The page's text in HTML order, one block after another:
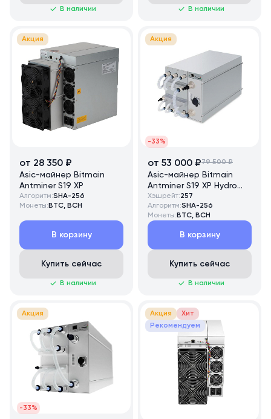
В наличии В наличии
Акция
от 28 350 ₽
Asic-майнер Bitmain
Antminer S19 XP
Алгоритм:SHA-256
Монеты: BTC, BCH
В корзину
Купить сейчас
В наличии
Акция
-33%
от 53 000 ₽79 500 ₽
Asic-майнер Bitmain
Antminer S19 XP Hydro
257 TH/s
Хэшрейт:257
Алгоритм:SHA-256
Монеты: BTC, BCH
В корзину
Купить сейчас
В наличии
Акция
-33%
Акция
Хит
Рекомендуем